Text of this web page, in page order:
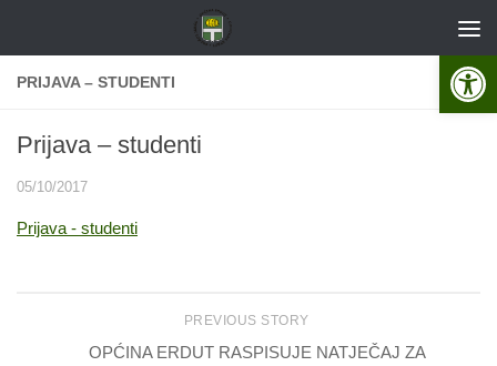
PRIJAVA – STUDENTI
Prijava – studenti
05/10/2017
Prijava - studenti
PREVIOUS STORY
OPĆINA ERDUT RASPISUJE NATJEČAJ ZA